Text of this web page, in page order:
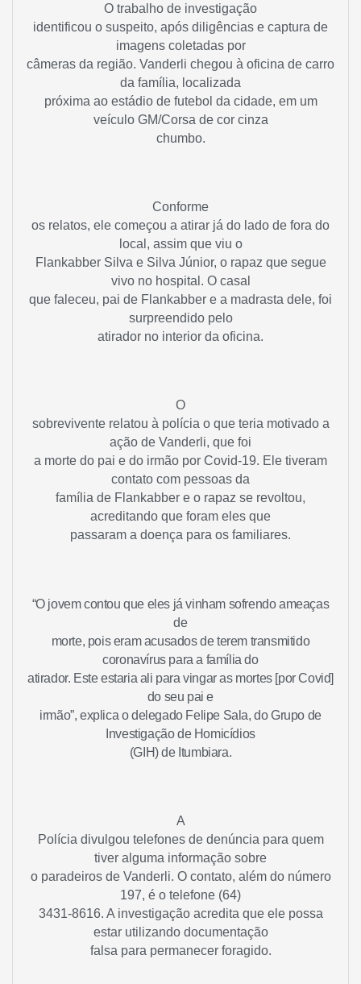
O trabalho de investigação
identificou o suspeito, após diligências e captura de
imagens coletadas por
câmeras da região. Vanderli chegou à oficina de carro
da família, localizada
próxima ao estádio de futebol da cidade, em um
veículo GM/Corsa de cor cinza
chumbo.
Conforme
os relatos, ele começou a atirar já do lado de fora do
local, assim que viu o
Flankabber Silva e Silva Júnior, o rapaz que segue
vivo no hospital. O casal
que faleceu, pai de Flankabber e a madrasta dele, foi
surpreendido pelo
atirador no interior da oficina.
O
sobrevivente relatou à polícia o que teria motivado a
ação de Vanderli, que foi
a morte do pai e do irmão por Covid-19. Ele tiveram
contato com pessoas da
família de Flankabber e o rapaz se revoltou,
acreditando que foram eles que
passaram a doença para os familiares.
“O jovem contou que eles já vinham sofrendo ameaças
de
morte, pois eram acusados de terem transmitido
coronavírus para a família do
atirador. Este estaria ali para vingar as mortes [por Covid]
do seu pai e
irmão”, explica o delegado Felipe Sala, do Grupo de
Investigação de Homicídios
(GIH) de Itumbiara.
A
Polícia divulgou telefones de denúncia para quem
tiver alguma informação sobre
o paradeiros de Vanderli. O contato, além do número
197, é o telefone (64)
3431-8616. A investigação acredita que ele possa
estar utilizando documentação
falsa para permanecer foragido.